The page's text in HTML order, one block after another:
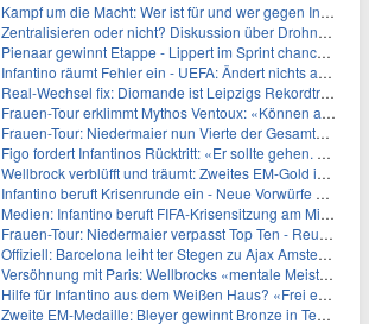
Kampf um die Macht: Wer ist für und wer gegen Infantino?
Zentralisieren oder nicht? Diskussion über Drohnenabwehr
Pienaar gewinnt Etappe - Lippert im Sprint chancenlos
Infantino räumt Fehler ein - UEFA: Ändert nichts an Boykott
Real-Wechsel fix: Diomande ist Leipzigs Rekordtransfer
Frauen-Tour erklimmt Mythos Ventoux: «Können alles schaffen»
Frauen-Tour: Niedermaier nun Vierte der Gesamtwertung
Figo fordert Infantinos Rücktritt: «Er sollte gehen. Jetzt»
Wellbrock verblüfft und träumt: Zweites EM-Gold in Paris
Infantino beruft Krisenrunde ein - Neue Vorwürfe gegen FIFA
Medien: Infantino beruft FIFA-Krisensitzung am Mittwoch ein
Frauen-Tour: Niedermaier verpasst Top Ten - Reusser siegt
Offiziell: Barcelona leiht ter Stegen zu Ajax Amsterdam aus
Versöhnung mit Paris: Wellbrocks «mentale Meisterleistung»
Hilfe für Infantino aus dem Weißen Haus? «Frei erfunden»
Zweite EM-Medaille: Bleyer gewinnt Bronze in Technischer Kür